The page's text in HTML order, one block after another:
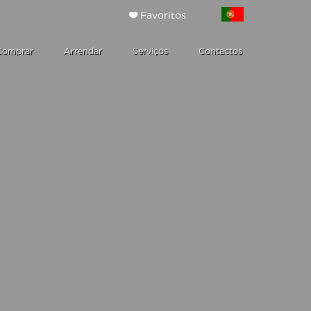
Favoritos
Arrendar Serviços Contactos